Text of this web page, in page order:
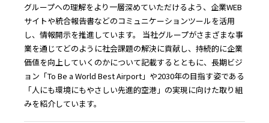
グループへの理解をより一層深めていただけるよう、企業WEB
サイトや統合報告書などのコミュニケーションツールを活用
し、情報開示を推進しています。 当社グループがさまざまな事
業を通じてどのように社会課題の解決に貢献し、持続的に企業
価値を向上していくのかについて記載するとともに、長期ビジ
ョン「To Be a World Best Airport」や2030年の目指す姿である
「人にも環境にもやさしい先進的空港」の実現に向けた取り組
みを紹介しています。